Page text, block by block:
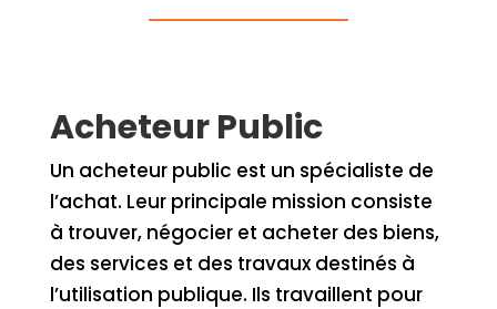
Acheteur Public
Un acheteur public est un spécialiste de
l’achat. Leur principale mission consiste
à trouver, négocier et acheter des biens,
des services et des travaux destinés à
l’utilisation publique. Ils travaillent pour